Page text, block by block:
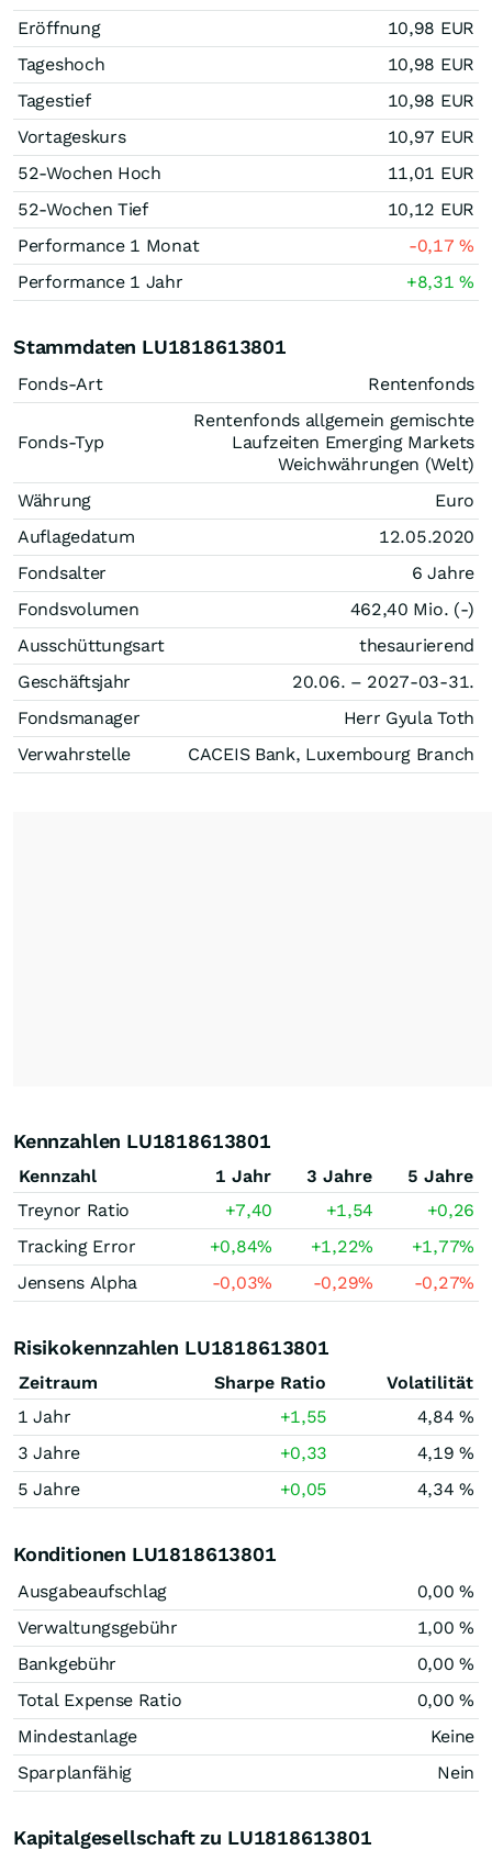
Eröffnung
10,98 EUR
Tageshoch
10,98 EUR
Tagestief
10,98 EUR
Vortageskurs
10,97 EUR
52-Wochen Hoch
11,01 EUR
52-Wochen Tief
10,12 EUR
Performance 1 Monat
-0,17%
Performance 1 Jahr
+8,31%
Stammdaten LU1818613801
Fonds-Art Rentenfonds
Fonds-Typ
Rentenfonds allgemein gemischte
Laufzeiten Emerging Markets
Weichwährungen (Welt)
Währung
Euro
Auflagedatum
12.05.2020
Fondsalter
6 Jahre
Fondsvolumen
462,40 Mio. (-)
Ausschüttungsart
thesaurierend
Geschäftsjahr
20.06. – 2027-03-31.
Fondsmanager
Herr Gyula Toth
Verwahrstelle
CACEIS Bank, Luxembourg Branch
Kennzahlen LU1818613801
Kennzahl 1 Jahr 3 Jahre
5 Jahre
Treynor Ratio
+7,40 +1,54
+0,26
Tracking Error
+0,84% +1,22% +1,77%
Jensens Alpha
-0,03% -0,29% -0,27%
Risikokennzahlen LU1818613801
Zeitraum Sharpe Ratio
Volatilität
1 Jahr
+1,55
4,84 %
3 Jahre
+0,33
4,19 %
5 Jahre
+0,05 4,34 %
Konditionen LU1818613801
Ausgabeaufschlag
0,00 %
Verwaltungsgebühr
1,00 %
Bankgebühr
0,00 %
Total Expense Ratio
0,00 %
Mindestanlage
Keine
Sparplanfähig
Nein
Kapitalgesellschaft zu LU1818613801